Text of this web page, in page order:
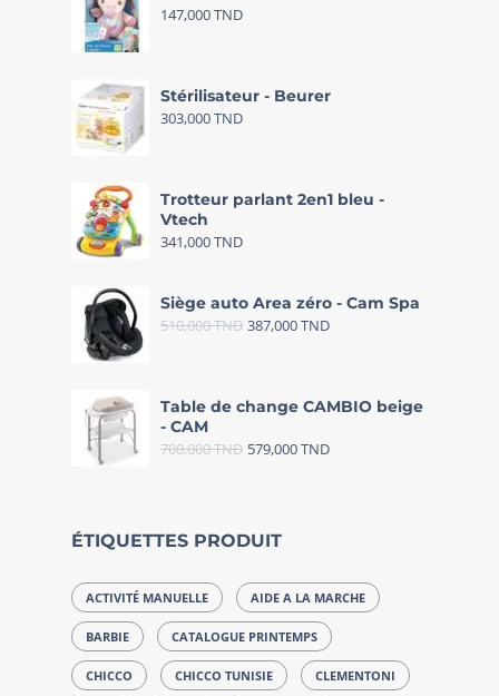
147,000TND
Stérilisateur - Beurer
303,000TND
Trotteur parlant 2en1 bleu -
Vtech
341,000TND
Siège auto Area zéro - Cam Spa
510,000TND 387,000TND
Table de change CAMBIO beige
- CAM
700,000TND 579,000TND
ÉTIQUETTES PRODUIT
ACTIVITÉ MANUELLE AIDE A LA MARCHE
BARBIE CATALOGUE PRINTEMPS
CHICCO CHICCO TUNISIE CLEMENTONI